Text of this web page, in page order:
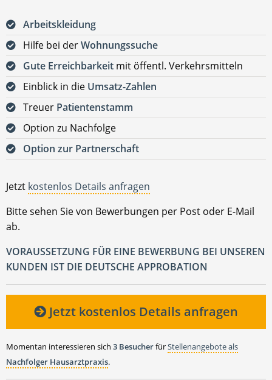
Arbeitskleidung
Hilfe bei derWohnungssuche
Gute Erreichbarkeit mit öffentl. Verkehrsmitteln
Einblick in die Umsatz-Zahlen
Treuer Patientenstamm
Option zu Nachfolge
Option zur Partnerschaft
Jetzt kostenlos Details anfragen
Bitte sehen Sie von Bewerbungen per Post oder E-Mail
ab.
VORAUSSETZUNG FÜR EINE BEWERBUNG BEI UNSEREN
KUNDEN IST DIE DEUTSCHE APPROBATION
Jetzt kostenlos Details anfragen
Momentan interessieren sich 3 BesucherfürStellenangebote als
Nachfolger Hausarztpraxis.